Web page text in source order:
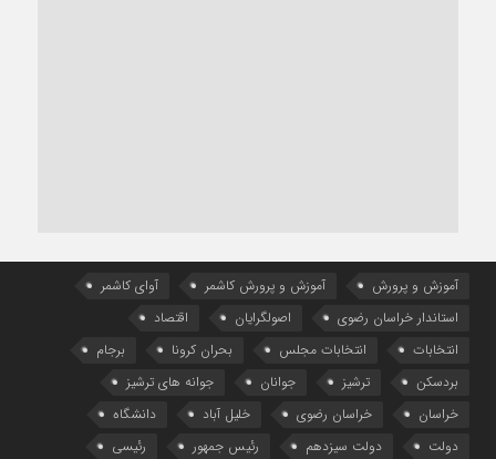
آموزش و پرورش آموزش و پرورش کاشمر
آوای کاشمر
استاندار خراسان رضوی
اصولگرایان
اقتصاد
انتخابات
انتخابات مجلس بحران کرونا
برجام
بردسکن
ترشیز جوانان
جوانه های ترشیز
خراسان
خراسان رضوی خلیل آباد
دانشگاه
دولت
دولت سیزدهم رئیس جمهور رئیسی